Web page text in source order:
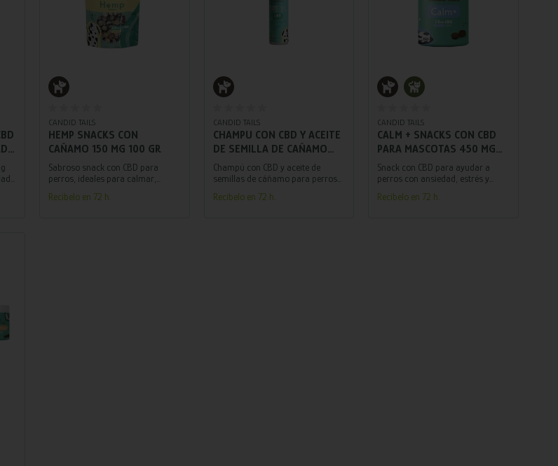
CANDID TAILS
HEMP SNACKS CON
CAÑAMO 150 MG 100 GR
Sabroso snack con CBD para
perros, ideales para calmar,
una piel y pelaje saludables.
Recíbelo en 72 h.
CANDID TAILS
CHAMPU CON CBD Y ACEITE
DE SEMILLA DE CAÑAMO
PARA MASCOTAS 250 ML
Champú con CBD y aceite de
semillas de cáñamo para perros
potenciar el crecimiento del pelaje.
Recíbelo en 72 h.
Añadir al carrito
CANDID TAILS
CALM + SNACKS CON CBD
PARA MASCOTAS 450 MG
150 GR
Snack con CBD para ayudar a
perros con ansiedad, estrés y
estresantes.
Recíbelo en 72 h.